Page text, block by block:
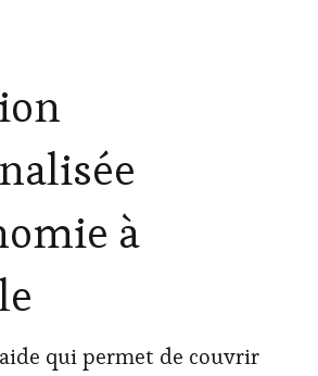
à
aide qui permet de couvrir